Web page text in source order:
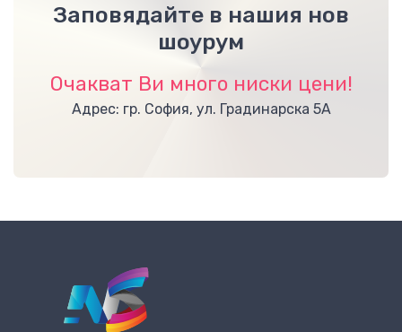
Заповядайте в нашия нов
шоурум
Очакват Ви много ниски цени!
Адрес: гр. София, ул. Градинарска 5А